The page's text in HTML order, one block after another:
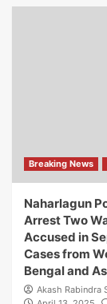
Breaking News
Naharlagun
Arrest Two
Accused in
Cases from
Bengal and
Akash Rabindra